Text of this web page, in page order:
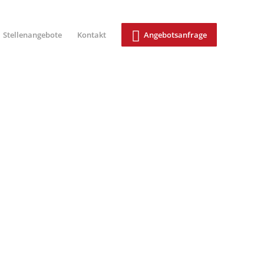
Stellenangebote Kontakt Angebotsanfrage